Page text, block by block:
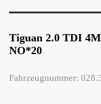
Tiguan 2.0 TDI
NO*20
Fahrzeugnummer: